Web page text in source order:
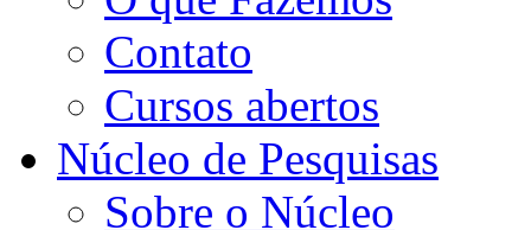
Contato
Cursos abertos
Núcleo de Pesquisas
Sobre o Núcleo